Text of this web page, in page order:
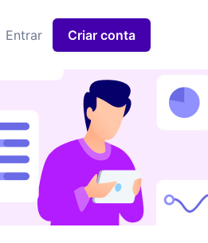
Entrar Criar conta